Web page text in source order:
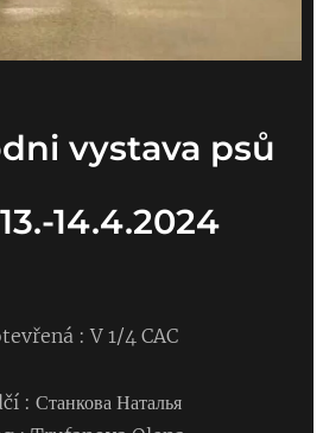
vystava psů
14.4.2024
: V 1/4 CAC
: Станкова Наталья